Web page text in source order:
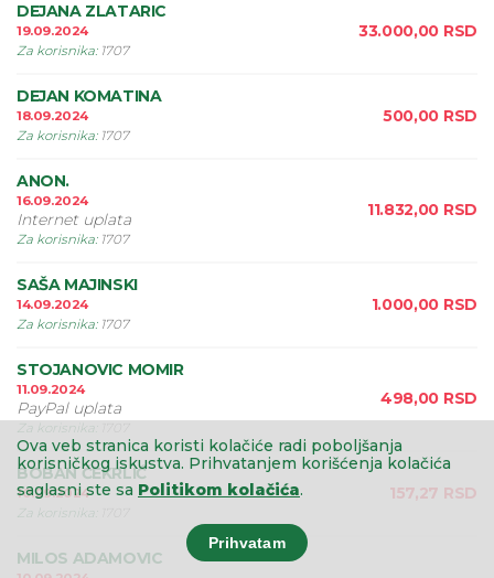
DEJANA ZLATARIC
19.09.2024
Za korisnika: 1707
33.000,00 RSD
DEJAN KOMATINA
18.09.2024
Za korisnika: 1707
500,00 RSD
ANON.
16.09.2024
Internet uplata
Za korisnika: 1707
11.832,00 RSD
SAŠA MAJINSKI
14.09.2024
Za korisnika: 1707
1.000,00 RSD
STOJANOVIC MOMIR
11.09.2024
PayPal uplata
Za korisnika
498,00 RSD
BOBAN ČEKRLIĆ
10.09.2024
Za korisnika
157,27 RSD
MILOS ADAMOVIC
Ova veb stranica koristi kolačiće radi poboljšanja
korisničkog iskustva. Prihvatanjem korišćenja kolačića
saglasni ste sa Politikom kolačića.
Prihvatam